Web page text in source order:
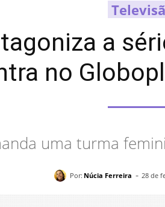
a
no
uma turma
Por: Núcia Ferreira - 28 de